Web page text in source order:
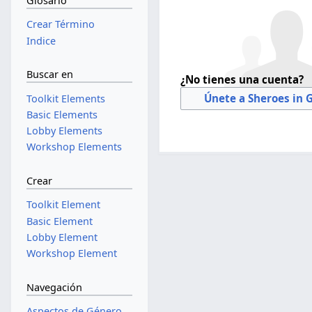
¿No tienes una cuenta?
Únete a Sheroes in
Crear Término
Indice
Buscar en
Toolkit Elements
Basic Elements
Lobby Elements
Workshop Elements
Crear
Toolkit Element
Basic Element
Lobby Element
Workshop Element
Navegación